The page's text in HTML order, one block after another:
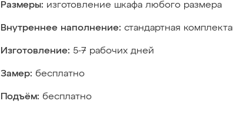
Размеры: изготовление шкафа любого размера
Внутреннее наполнение: стандартная
Изготовление: 5-7 рабочих дней
Замер: бесплатно
Подъём: бесплатно